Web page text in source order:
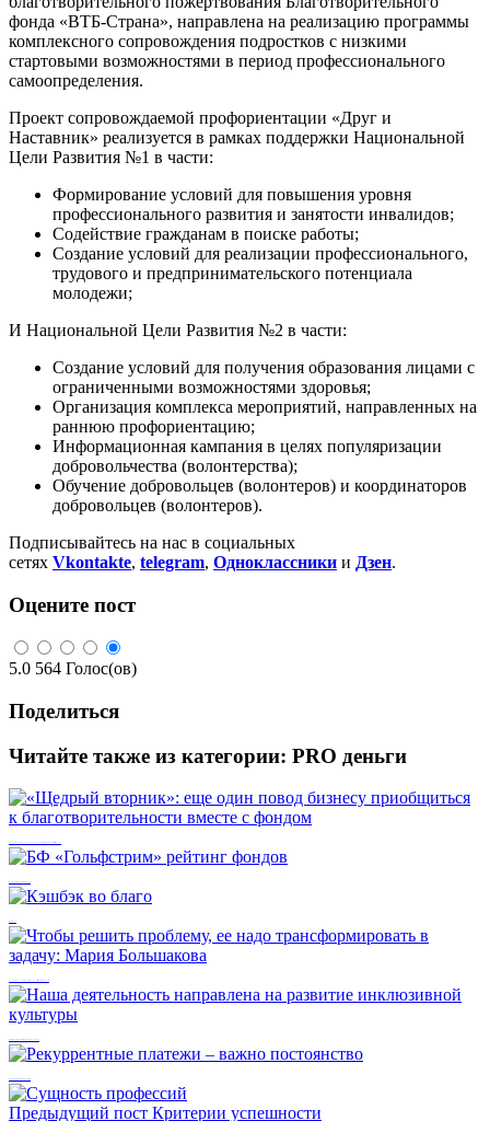
фонда «ВТБ-Страна», направлена на реализацию программы
комплексного сопровождения подростков с низкими
стартовыми возможностями в период профессионального
самоопределения.
Проект сопровождаемой профориентации «Друг и
Наставник» реализуется в рамках поддержки Национальной
Цели Развития №1 в части:
Формирование условий для повышения уровня
профессионального развития и занятости инвалидов;
Содействие гражданам в поиске работы;
Создание условий для реализации профессионального,
трудового и предпринимательского потенциала
молодежи;
И Национальной Цели Развития №2 в части:
Создание условий для получения образования лицами с
ограниченными возможностями здоровья;
Организация комплекса мероприятий, направленных на
раннюю профориентацию;
Информационная кампания в целях популяризации
добровольчества (волонтерства);
Обучение добровольцев (волонтеров) и координаторов
добровольцев (волонтеров).
Подписывайтесь на нас в социальных
сетях Vkontakte, telegram, Одноклассники и Дзен.
Оцените пост
5.0 564 Голос(ов)
Поделиться
Читайте также из категории: PRO деньги
Предыдущий пост Критерии успешности